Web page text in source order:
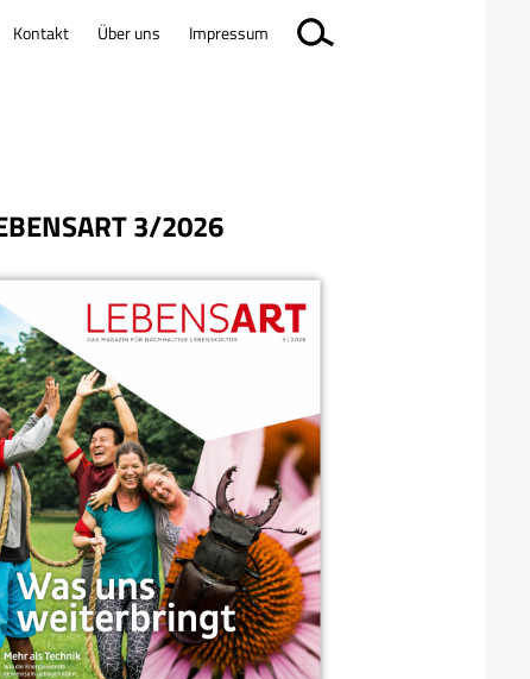
3/2026
Kontakt Über uns Impressum